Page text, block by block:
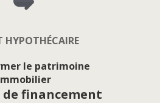
HYPOTHÉCAIRE
le patrimoine
financement